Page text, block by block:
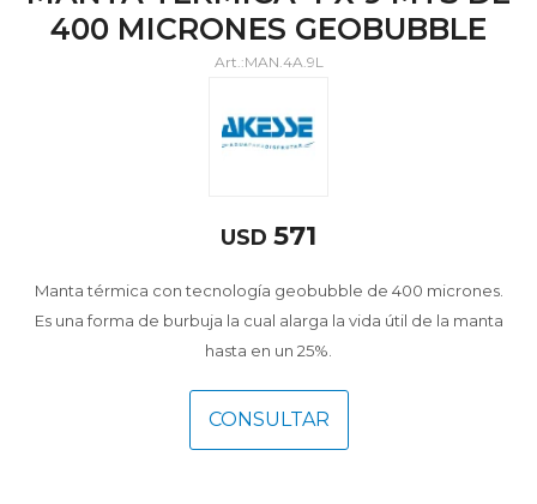
400 MICRONES GEOBUBBLE
MAN.4A.9L
USD 571
Manta térmica con tecnología geobubble de 400 micrones.
Es una forma de burbuja la cual alarga la vida útil de la manta
hasta en un 25%.
CONSULTAR